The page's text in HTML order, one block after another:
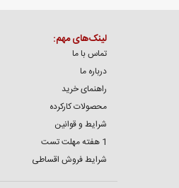
لینک‌های مهم:
تماس با ما
درباره ما
راهنمای خرید
محصولات کارکرده
شرایط و قوانین
1 هفته مهلت تست
شرایط فروش اقساطی